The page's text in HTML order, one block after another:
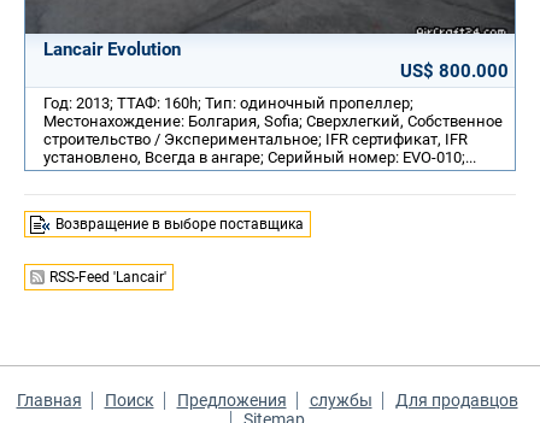
Lancair Evolution
US$ 800.000
Год: 2013; ТТАФ: 160h; Тип: одиночный пропеллер;
Местонахождение: Болгария, Sofia; Сверхлегкий, Собственное
строительство / Экспериментальное; IFR сертификат, IFR
установлено, Всегда в ангаре; Серийный номер: EVO-010;...
Возвращение в выборе поставщика
RSS-Feed 'Lancair'
Главная Поиск Предложения службы
Для продавцов